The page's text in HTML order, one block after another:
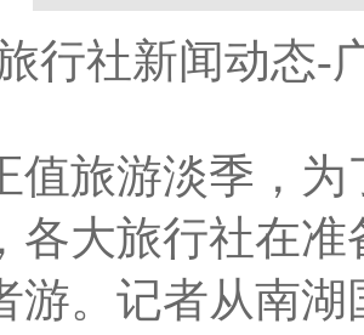
行社新闻动态-
值旅游淡季，
各大旅行社在
游。记者从南